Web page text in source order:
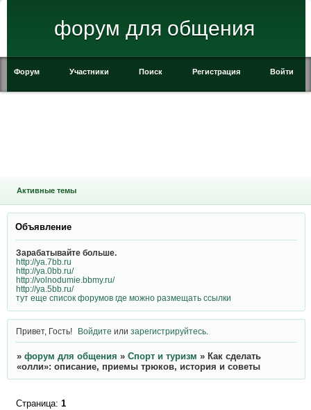
форум для общения
Форум Участники Поиск Регистрация Войти
Активные темы
Объявление
Зарабатывайте больше.
http://ya.7bb.ru
http://ya.0bb.ru/
http://volnodumie.bbmy.ru/
http://ya.5bb.ru/
тут еще список форумов где можно размещать ссылки
Привет, Гость! Войдите илизарегистрируйтесь
» форум для общения » Спорт и туризм » Как сделать
«олли»: описание, приемы трюков, история и советы
Страница: 1